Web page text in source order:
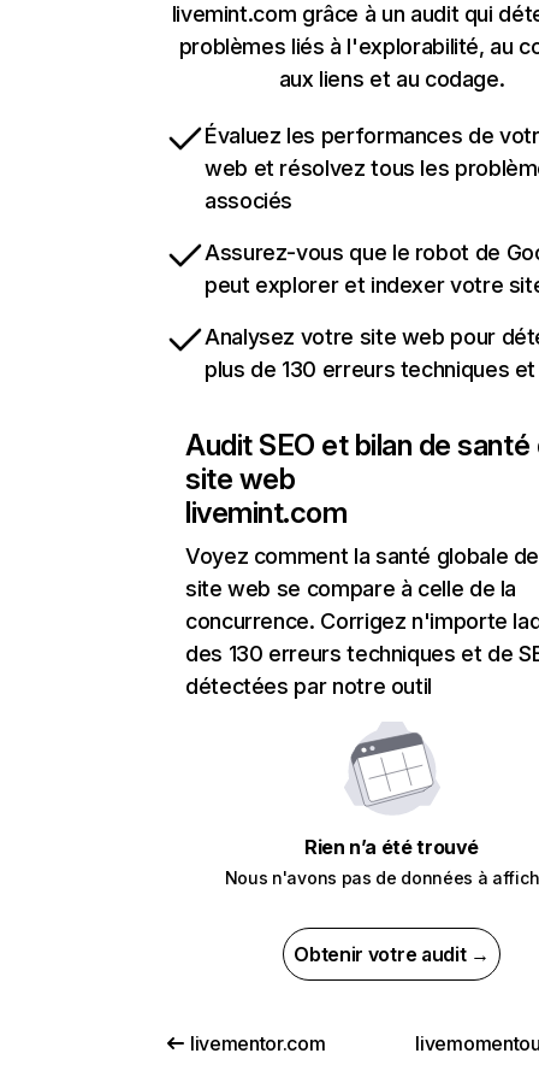
livemint.com grâce à un audit qui
problèmes liés à l'explorabilité, au
aux liens et au codage.
Évaluez les performances de
web et résolvez tous les
associés
Assurez-vous que le robot de
peut explorer et indexer votre
Analysez votre site web pour
plus de 130 erreurs techniques et
Audit SEO et bilan de santé
site web
livemint.com
Voyez comment la santé globale
site web se compare à celle de la
concurrence. Corrigez n'importe
des 130 erreurs techniques et de
détectées par notre outil
Rien n’a été trouvé
Nous n'avons pas de données à
Obtenir votre audit →
livementor.com